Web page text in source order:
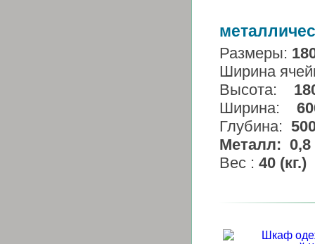
Размеры:
Ширина
Высота:
Ширина:
Глубина:
Металл:
Вес : 40 (кг.)